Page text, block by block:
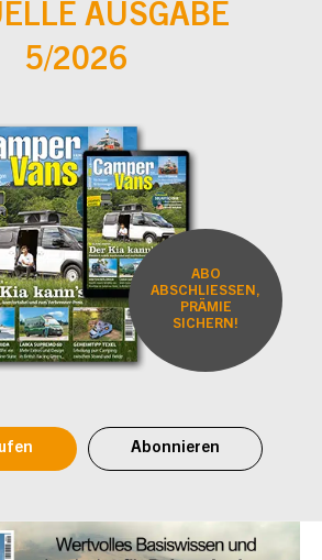
AUSGABE
5/2026
ABO
ABSCHLIESSEN,
PRÄMIE
SICHERN!
Abonnieren